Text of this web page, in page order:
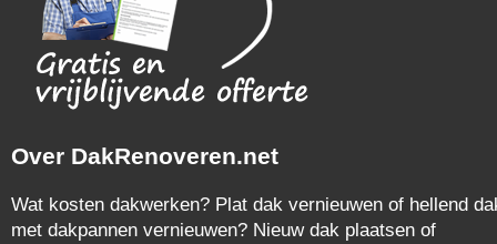
Over DakRenoveren.net
Wat kosten dakwerken? Plat dak vernieuwen of hellend
met dakpannen vernieuwen? Nieuw dak plaatsen of